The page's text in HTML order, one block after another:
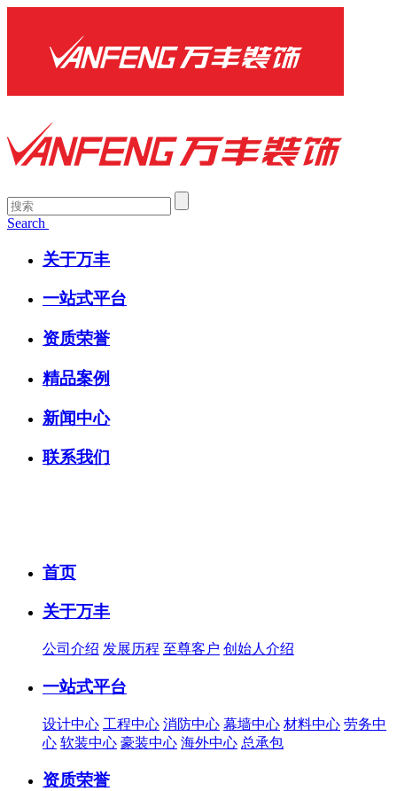
Search
关于万丰
一站式平台
资质荣誉
精品案例
新闻中心
联系我们
首页
关于万丰
公司介绍 发展历程 至尊客户 创始人介绍
一站式平台
设计中心 工程中心 消防中心 幕墙中心 材料中心 劳务中
心 软装中心 豪装中心 海外中心 总承包
资质荣誉